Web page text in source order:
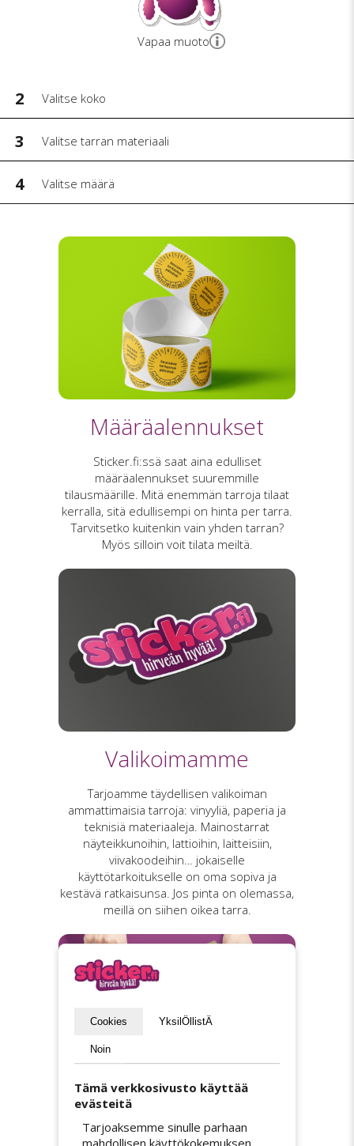
Vapaa muoto
2 Valitse koko
3 Valitse tarran materiaali
4 Valitse määrä
Määräalennukset
Sticker.fi:ssä saat aina edulliset
määräalennukset suuremmille
tilausmäärille. Mitä enemmän tarroja tilaat
kerralla, sitä edullisempi on hinta per tarra.
Tarvitsetko kuitenkin vain yhden tarran?
Myös silloin voit tilata meiltä.
Valikoimamme
Tarjoamme täydellisen valikoiman
ammattimaisia tarroja: vinyyliä, paperia ja
teknisiä materiaaleja. Mainostarrat
näyteikkunoihin, lattioihin, laitteisiin,
viivakoodeihin… jokaiselle
käyttötarkoitukselle on oma sopiva ja
kestävä ratkaisunsa. Jos pinta on olemassa,
meillä on siihen oikea tarra.
Ilmainen toimitus
Cookies YksilÖllistÄ
Noin
Tämä verkkosivusto käyttää
evästeitä
Tarjoaksemme sinulle parhaan
mahdollisen käyttökokemuksen